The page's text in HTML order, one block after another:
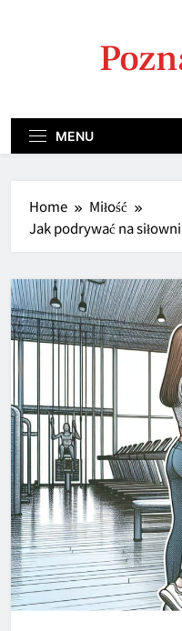
MENU
Home
Miłość
Jak podrywać na